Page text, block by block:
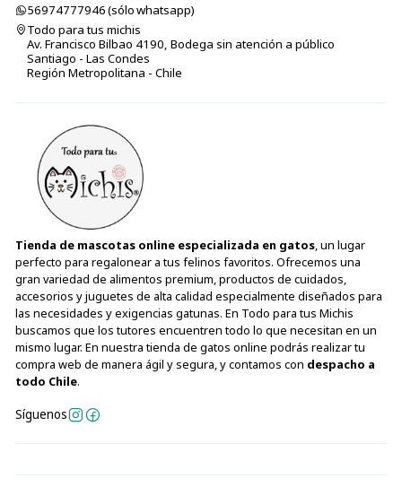
56974777946 (sólo⁣⁣⁣⁣⁣​​​​​​​​​​​​​​​ whatsapp)
Todo para tus michis
Av. Francisco Bilbao 4190, Bodega sin atención a público
Santiago - Las Condes
Región Metropolitana - Chile
Tienda de mascotas online especializada en gatos, un lugar
perfecto para regalonear a tus felinos favoritos. Ofrecemos una
gran variedad de alimentos premium, productos de cuidados,
accesorios y juguetes de alta calidad especialmente diseñados para
las necesidades y exigencias gatunas. En Todo para tus Michis
buscamos que los tutores encuentren todo lo que necesitan en un
mismo lugar. En nuestra tienda de gatos online podrás realizar tu
compra web de manera ágil y segura, y contamos con despacho a
todo Chile.
Síguenos